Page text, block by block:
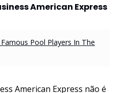
American Express
Pool Players In The
American Express não é